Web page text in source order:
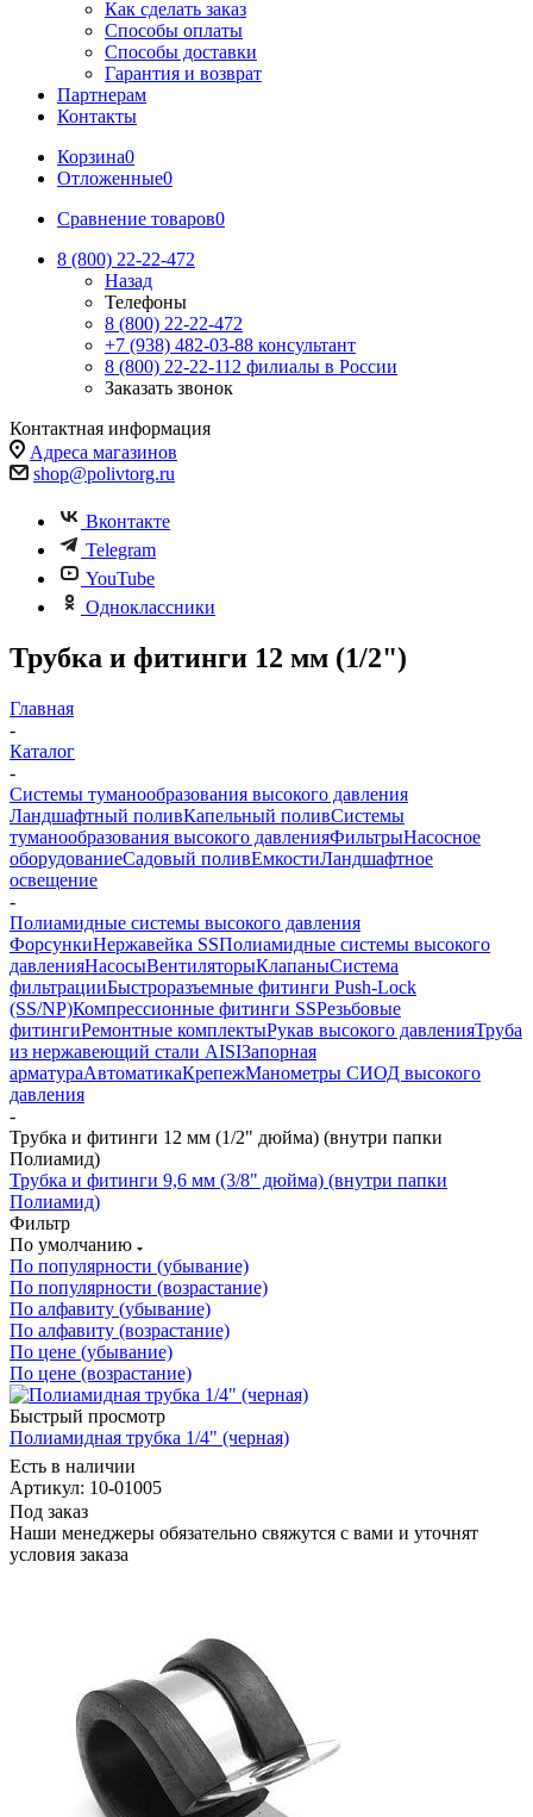
Как сделать заказ
Способы оплаты
Способы доставки
Гарантия и возврат
Партнерам
Контакты
Корзина0
Отложенные0
Сравнение товаров0
8 (800) 22-22-472
Назад
Телефоны
8 (800) 22-22-472
+7 (938) 482-03-88 консультант
8 (800) 22-22-112 филиалы в России
Заказать звонок
Контактная информация
Адреса магазинов
shop@polivtorg.ru
Вконтакте
Telegram
YouTube
Одноклассники
Трубка и фитинги 12 мм (1/2")
Главная
-
Каталог
-
Системы туманообразования высокого давления
Ландшафтный поливКапельный поливСистемы
туманообразования высокого давленияФильтрыНасосное
оборудованиеСадовый поливЕмкостиЛандшафтное
освещение
-
Полиамидные системы высокого давления
ФорсункиНержавейка SSПолиамидные системы высокого
давленияНасосыВентиляторыКлапаныСистема
фильтрацииБыстроразъемные фитинги Push-Lock
(SS/NP)Компрессионные фитинги SSРезьбовые
фитингиРемонтные комплектыРукав высокого давленияТруба
из нержавеющий стали AISIЗапорная
арматураАвтоматикаКрепежМанометры СИОД высокого
давления
-
Трубка и фитинги 12 мм (1/2" дюйма) (внутри папки
Полиамид)
Трубка и фитинги 9,6 мм (3/8" дюйма) (внутри папки
Полиамид)
Фильтр
По умолчанию
По популярности (убывание)
По популярности (возрастание)
По алфавиту (убывание)
По алфавиту (возрастание)
По цене (убывание)
По цене (возрастание)
Быстрый просмотр
Полиамидная трубка 1/4" (черная)
Есть в наличии
Артикул: 10-01005
Под заказ
Наши менеджеры обязательно свяжутся с вами и уточнят
условия заказа